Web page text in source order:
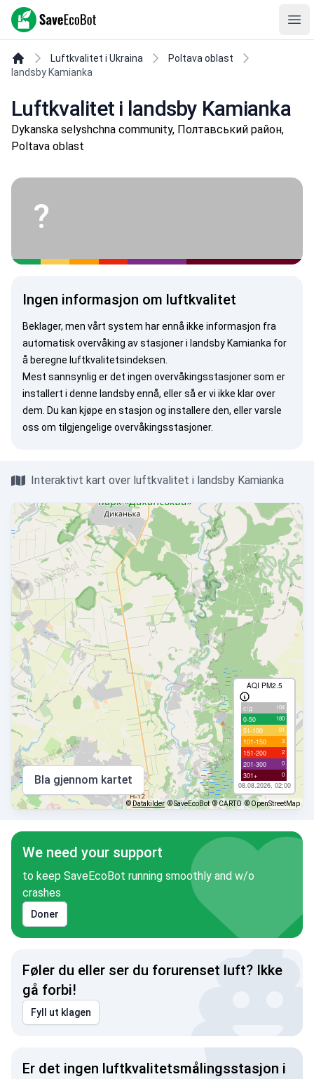
SaveEcoBot
Luftkvalitet i Ukraina
Poltava oblast
landsby Kamianka
Luftkvalitet i landsby Kamianka
Dykanska selyshchna community, Полтавський район,
Poltava oblast
?
Ingen informasjon om luftkvalitet
Beklager, men vårt system har ennå ikke informasjon fra
automatisk overvåking av stasjoner i landsby Kamianka for
å beregne luftkvalitetsindeksen.
Mest sannsynlig er det ingen overvåkingsstasjoner som er
installert i denne landsby ennå, eller så er vi ikke klar over
dem. Du kan kjøpe en stasjon og installere den, ellervarsle
oss om tilgjengelige overvåkingsstasjoner.
Interaktivt kart over luftkvalitet i landsby Kamianka
AQI PM2.5
с/д 104
0-50 180
51-100 61
101-150 3
151-200 2
201-300 0
301+ 0
08.08.2026, 02:00
Bla gjennom kartet
©Datakilder © SaveEcoBot © CARTO © OpenStreetMap
We need your support
to keep SaveEcoBot running smoothly and w/o
crashes
Doner
Føler du eller ser du forurenset luft? Ikke
gå forbi!
Fyll ut klagen
Er det ingen luftkvalitetsmålingsstasjon i